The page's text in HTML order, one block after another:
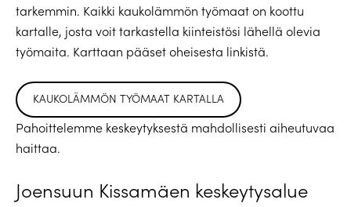
tarkemmin. Kaikki kaukolämmön työmaat on koottu
kartalle, josta voit tarkastella kiinteistösi lähellä olevia
työmaita. Karttaan pääset oheisesta linkistä.
KAUKOLÄMMÖN TYÖMAAT KARTALLA
Pahoittelemme keskeytyksestä mahdollisesti aiheutuvaa
haittaa.
Joensuun Kissamäen keskeytysalue